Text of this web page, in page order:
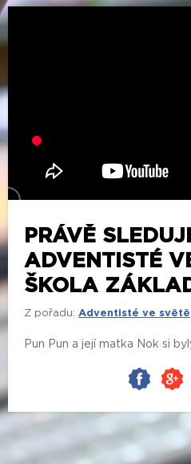
PRÁVĚ
ADVENTISTÉ
ŠKOLA
Z pořadu: Adventisté ve světě
Pun Pun a její matka Nok si